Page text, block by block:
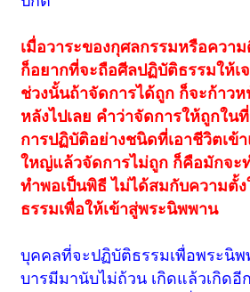
เมื่อวาระของกุศลกรรมหรือควา
ก็อยากที่จะถือศีลปฏิบัติธรรมให้เ
ช่วงนั้นถ้าจัดการได้ถูก ก็จะก้าวห
หลังไปเลย คำว่าจัดการให้ถูกใน
การปฏิบัติอย่างชนิดที่เอาชีวิตเข้
ใหญ่แล้วจัดการไม่ถูก ก็คือมักจะ
ทำพอเป็นพิธี ไม่ได้สมกับความตั้
ธรรมเพื่อให้เข้าสู่พระนิพพาน
บุคคลที่จะปฏิบัติธรรมเพื่อพระนิพ
บารมีมานับไม่ถ้วน เกิดแล้วเกิดอี